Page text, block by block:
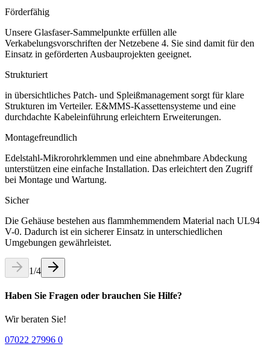
Förderfähig
Unsere Glasfaser-Sammelpunkte erfüllen alle
Verkabelungsvorschriften der Netzebene 4. Sie sind damit für den
Einsatz in geförderten Ausbauprojekten geeignet.
Strukturiert
in übersichtliches Patch- und Spleißmanagement sorgt für klare
Strukturen im Verteiler. E&MMS-Kassettensysteme und eine
durchdachte Kabeleinführung erleichtern Erweiterungen.
Montagefreundlich
Edelstahl-Mikrorohrklemmen und eine abnehmbare Abdeckung
unterstützen eine einfache Installation. Das erleichtert den Zugriff
bei Montage und Wartung.
Sicher
Die Gehäuse bestehen aus flammhemmendem Material nach UL94
V-0. Dadurch ist ein sicherer Einsatz in unterschiedlichen
Umgebungen gewährleistet.
1/4
Haben Sie Fragen oder brauchen Sie Hilfe?
Wir beraten Sie!
07022 27996 0